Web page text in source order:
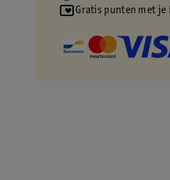
Gratis punten met